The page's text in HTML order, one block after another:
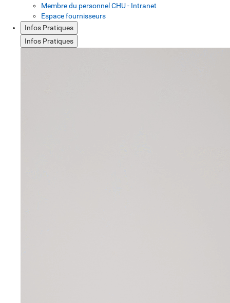
Membre du personnel CHU - Intranet
Espace fournisseurs
Infos Pratiques
Infos Pratiques